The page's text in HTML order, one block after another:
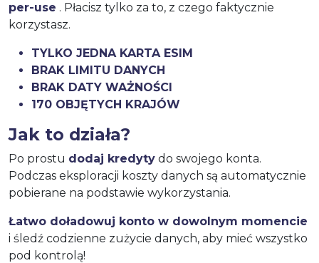
per-use . Płacisz tylko za to, z czego faktycznie
korzystasz.
TYLKO JEDNA KARTA ESIM
BRAK LIMITU DANYCH
BRAK DATY WAŻNOŚCI
170 OBJĘTYCH KRAJÓW
Jak to działa?
Po prostu dodaj kredyty do swojego konta.
Podczas eksploracji koszty danych są automatycznie
pobierane na podstawie wykorzystania.
Łatwo doładowuj konto w dowolnym momencie
i śledź codzienne zużycie danych, aby mieć wszystko
pod kontrolą!